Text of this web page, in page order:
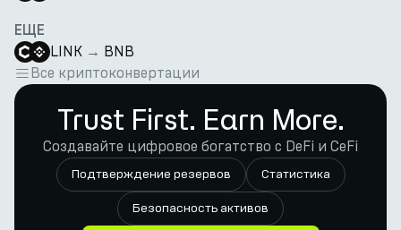
ЕЩЕ
LINK → BNB
Все криптоконвертации
Trust First. Earn More.
Создавайте цифровое богатство с DeFi и CeFi
Подтверждение резервов Статистика
Безопасность активов